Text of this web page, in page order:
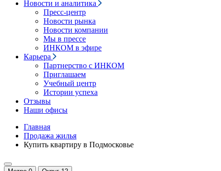
Новости и аналитика
Пресс-центр
Новости рынка
Новости компании
Мы в прессе
ИНКОМ в эфире
Карьера
Партнерство с ИНКОМ
Приглашаем
Учебный центр
Истории успеха
Отзывы
Наши офисы
Главная
Продажа жилья
Купить квартиру в Подмосковье